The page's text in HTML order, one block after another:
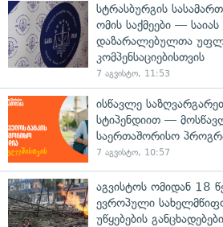
სტრასბურგის
ომის საქმეები —
დაზარალებულთა
კომპენსაციებისთვის
7 აგვისტო, 11:53
ისწავლე
სტიპენდიით —
საერთაშორისო
7 აგვისტო, 10:57
აგვისტოს ომიდან 18
ევროპული
უწყებების განცხადებები